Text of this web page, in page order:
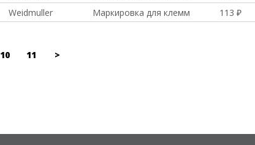
Weidmuller Маркировка для клемм 113 ₽
10 11 >